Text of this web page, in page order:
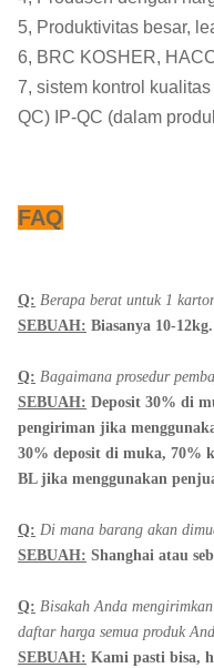
5, Produktivitas besar,
6, BRC KOSHER,
7, sistem kontrol
QC) IP-QC (dalam
FAQ
Q: Berapa berat untuk 1
SEBUAH: Biasanya 10-12kg.
Q: Bagaimana prosedur
SEBUAH: Deposit 30% di
pengiriman jika
30% deposit di muka, 70%
BL jika menggunakan
Q: Di mana barang akan
SEBUAH: Shanghai atau
Q: Bisakah Anda
daftar harga semua produk
SEBUAH: Kami pasti bisa,